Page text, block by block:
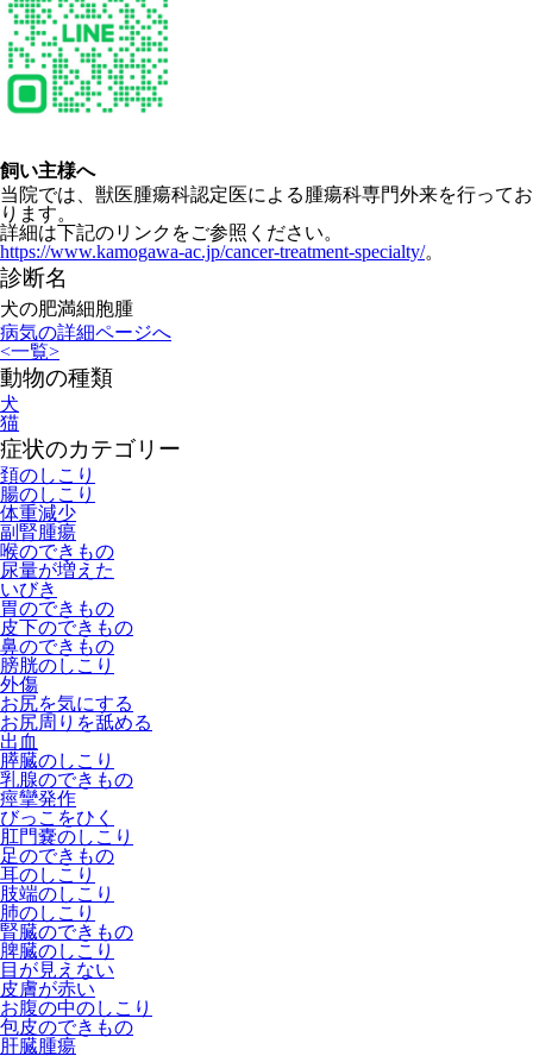
飼い主様へ
当院では、獣医腫瘍科認定医による腫瘍科専門外来を行ってお
ります。
詳細は下記のリンクをご参照ください。
https://www.kamogawa-ac.jp/cancer-treatment-specialty/。
診断名
犬の肥満細胞腫
病気の詳細ページへ
<一覧>
動物の種類
犬
猫
症状のカテゴリー
頚のしこり
腸のしこり
体重減少
副腎腫瘍
喉のできもの
尿量が増えた
いびき
胃のできもの
皮下のできもの
鼻のできもの
膀胱のしこり
外傷
お尻を気にする
お尻周りを舐める
出血
膵臓のしこり
乳腺のできもの
痙攣発作
びっこをひく
肛門嚢のしこり
足のできもの
耳のしこり
肢端のしこり
肺のしこり
腎臓のできもの
脾臓のしこり
目が見えない
皮膚が赤い
お腹の中のしこり
包皮のできもの
肝臓腫瘍